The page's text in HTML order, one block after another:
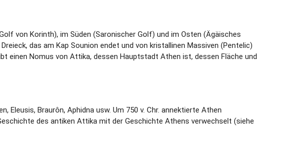
von Korinth), im Süden (Saronischer Golf) und im Osten (Ägäisches
das am Kap Sounion endet und von kristallinen Massiven (Pentelic)
einen Nomus von Attika, dessen Hauptstadt Athen ist, dessen Fläche und
Braurôn, Aphidna usw. Um 750 v. Chr. annektierte Athen
des antiken Attika mit der Geschichte Athens verwechselt (siehe